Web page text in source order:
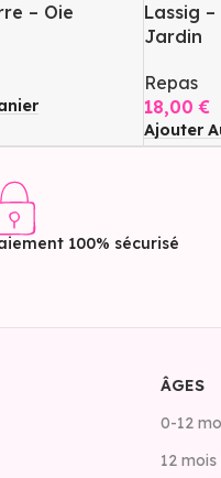
– Oie
Lassig
Jardin
Repas
18,00€
Ajouter
100% sécurisé
ÂGES
0-12
12 mois